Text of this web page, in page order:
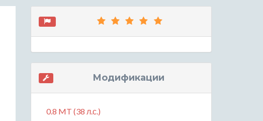
Модификации
0.8 MT (38 л.с.)